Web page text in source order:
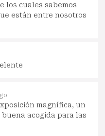
los cuales sabemos
están entre nosotros
magnífica, un
acogida para las